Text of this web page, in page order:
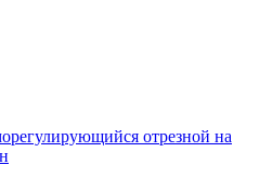
отрезной на